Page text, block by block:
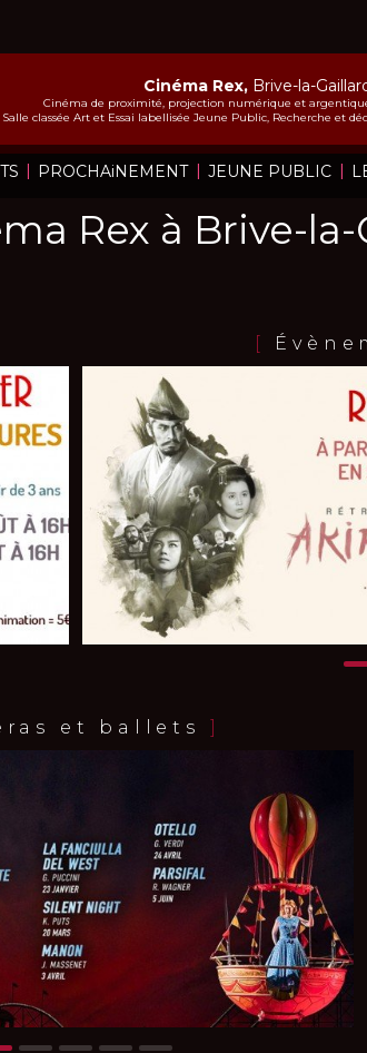
| PROCHAiNEMENT | JEUNE PUBLIC |
Cinéma Rex, Brive-la-
Cinéma de proximité, projection numérique et
Salle classée Art et Essai labellisée Jeune Public, Recherche et
Rex à Brive-
et ballets ]